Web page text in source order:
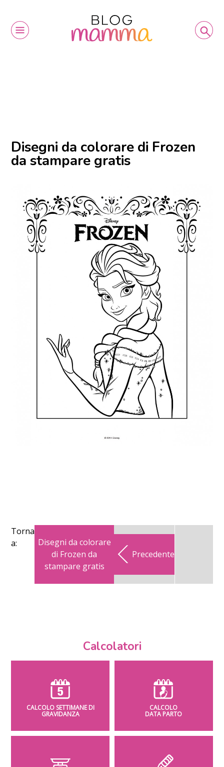
Disegni da colorare di Frozen
da stampare gratis
Torna
a:
Disegni da colorare
di Frozen da
stampare gratis
Precedente
Calcolatori
CALCOLO SETTIMANE DI
GRAVIDANZA
CALCOLO
DATA PARTO